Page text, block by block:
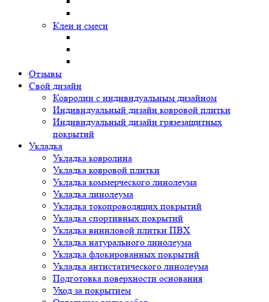
Клеи и смеси
Отзывы
Свой дизайн
Ковролин с индивидуальным дизайном
Индивидуальный дизайн ковровой плитки
Индивидуальный дизайн грязезащитных
покрытий
Укладка
Укладка ковролина
Укладка ковровой плитки
Укладка коммерческого линолеума
Укладка линолеума
Укладка токопроводящих покрытий
Укладка спортивных покрытий
Укладка виниловой плитки ПВХ
Укладка натурального линолеума
Укладка флокированных покрытий
Укладка антистатического линолеума
Подготовка поверхности основания
Уход за покрытием